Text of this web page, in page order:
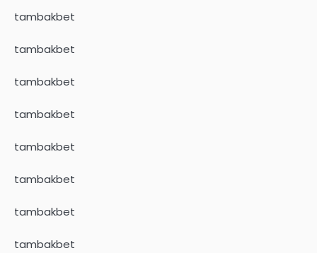
tambakbet
tambakbet
tambakbet
tambakbet
tambakbet
tambakbet
tambakbet
tambakbet